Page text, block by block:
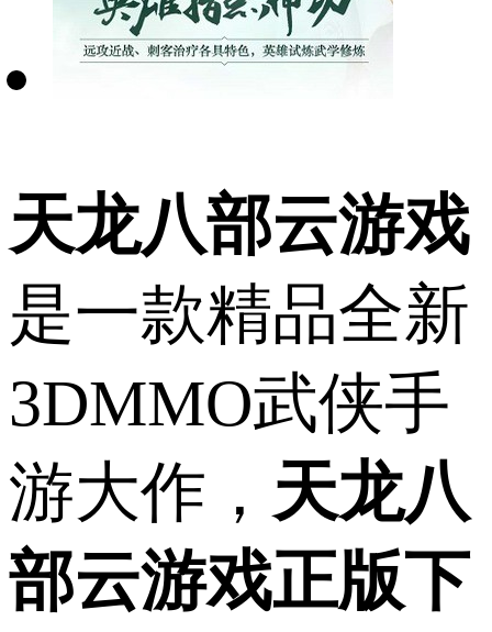
天龙八部云游戏
是一款精品全新
3DMMO武侠手
游大作， 天龙八
部云游戏正版下